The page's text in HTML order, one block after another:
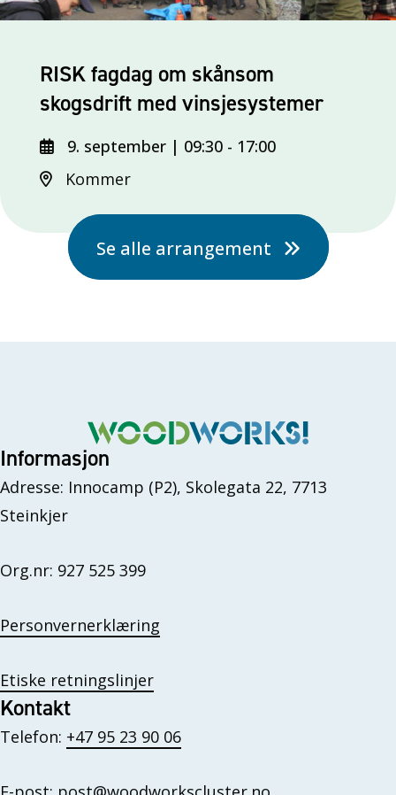
RISK fagdag om skånsom
skogsdrift med vinsjesystemer
9. september | 09:30 - 17:00
Kommer
Se alle arrangement
Informasjon
Adresse: Innocamp (P2), Skolegata 22, 7713
Steinkjer
Org.nr: 927 525 399
Personvernerklæring
Etiske retningslinjer
Kontakt
Telefon: +47 95 23 90 06